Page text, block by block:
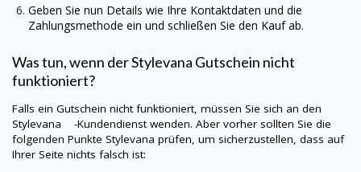
Geben Sie nun Details wie Ihre Kontaktdaten und die
Zahlungsmethode ein und schließen Sie den Kauf ab.
Was tun, wenn derStylevana Gutschein nicht
funktioniert?
Falls ein Gutschein nicht funktioniert, müssen Sie sich an den
Stylevana -Kundendienst wenden. Aber vorher sollten Sie die
folgenden Punkte Stylevana prüfen, um sicherzustellen, dass auf
Ihrer Seite nichts falsch ist: